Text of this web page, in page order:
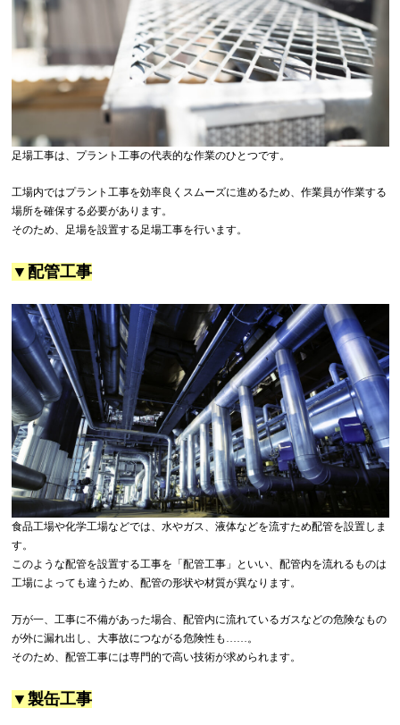
足場工事は、プラント工事の代表的な作業のひとつです。
工場内ではプラント工事を効率良くスムーズに進めるため、作業員が作業する
場所を確保する必要があります。
そのため、足場を設置する足場工事を行います。
▼配管工事
食品工場や化学工場などでは、水やガス、液体などを流すため配管を設置しま
す。
このような配管を設置する工事を「配管工事」といい、配管内を流れるものは
工場によっても違うため、配管の形状や材質が異なります。
万が一、工事に不備があった場合、配管内に流れているガスなどの危険なもの
が外に漏れ出し、大事故につながる危険性も……。
そのため、配管工事には専門的で高い技術が求められます。
▼製缶工事